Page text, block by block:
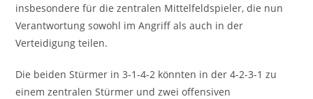
insbesondere für die zentralen Mittelfeldspieler, die nun
Verantwortung sowohl im Angriff als auch in der
Verteidigung teilen.
Die beiden Stürmer in 3-1-4-2 könnten in der 4-2-3-1 zu
einem zentralen Stürmer und zwei offensiven